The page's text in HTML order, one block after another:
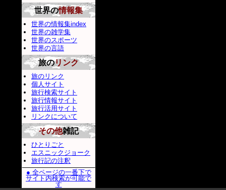
世界の情報集
世界の情報集index
世界の雑学集
世界のスポーツ
世界の言語
旅のリンク
旅のリンク
個人サイト
旅行検索サイト
旅行情報サイト
旅行活用サイト
リンクについて
その他雑記
ひとりごと
エスニックジョーク
旅行記の注釈
● 全ページの一番下で
サイト内検索が可能で
す